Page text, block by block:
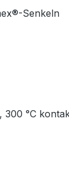
Senkeln
°C